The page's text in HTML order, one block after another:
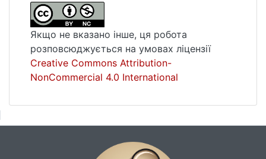
Якщо не вказано інше, ця робота
розповсюджується на умовах ліцензії
Creative Commons Attribution-
NonCommercial 4.0 International